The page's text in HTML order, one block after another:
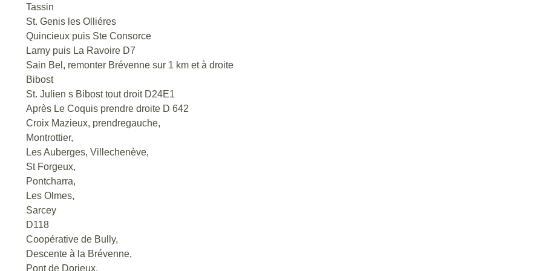
Tassin
St. Genis les Olliéres
Quincieux puis Ste Consorce
Larny puis La Ravoire D7
Sain Bel, remonter Brévenne sur 1 km et à droite
Bibost
St. Julien s Bibost tout droit D24E1
Après Le Coquis prendre droite D 642
Croix Mazieux, prendregauche,
Montrottier,
Les Auberges, Villechenève,
St Forgeux,
Pontcharra,
Les Olmes,
Sarcey
D118
Coopérative de Bully,
Descente à la Brévenne,
Pont de Dorieux,